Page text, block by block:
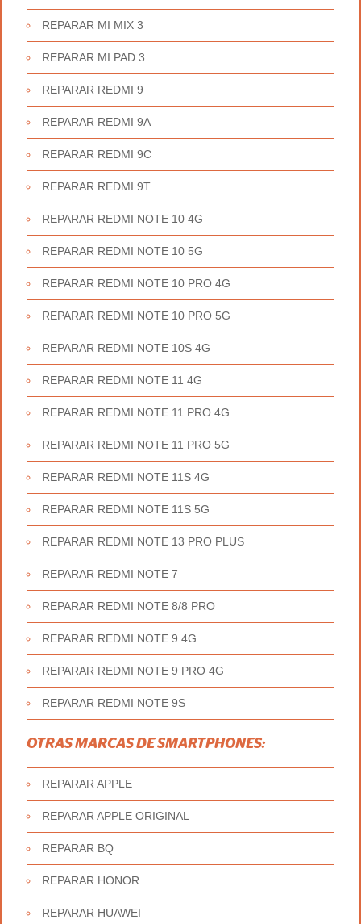
REPARAR MI MIX 3
REPARAR MI PAD 3
REPARAR REDMI 9
REPARAR REDMI 9A
REPARAR REDMI 9C
REPARAR REDMI 9T
REPARAR REDMI NOTE 10 4G
REPARAR REDMI NOTE 10 5G
REPARAR REDMI NOTE 10 PRO 4G
REPARAR REDMI NOTE 10 PRO 5G
REPARAR REDMI NOTE 10S 4G
REPARAR REDMI NOTE 11 4G
REPARAR REDMI NOTE 11 PRO 4G
REPARAR REDMI NOTE 11 PRO 5G
REPARAR REDMI NOTE 11S 4G
REPARAR REDMI NOTE 11S 5G
REPARAR REDMI NOTE 13 PRO PLUS
REPARAR REDMI NOTE 7
REPARAR REDMI NOTE 8/8 PRO
REPARAR REDMI NOTE 9 4G
REPARAR REDMI NOTE 9 PRO 4G
REPARAR REDMI NOTE 9S
OTRAS MARCAS DE SMARTPHONES:
REPARAR APPLE
REPARAR APPLE ORIGINAL
REPARAR BQ
REPARAR HONOR
REPARAR HUAWEI